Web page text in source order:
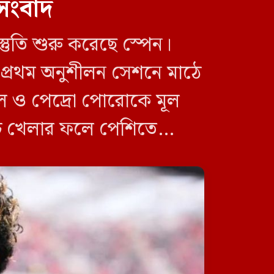
পাঁচ দিনের সফরে দক্ষিণ সুদান ও
আবেই গেলেন সেনাপ্রধান
শুরু করেছে স্পেন।
অনুশীলন সেশনে মাঠে
ও পেদ্রো পোরোকে মূল
খেলার ফলে পেশিতে